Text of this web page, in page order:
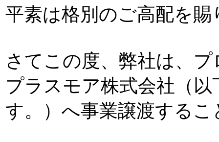
平素は格別のご高配を
さてこの度、弊社は、
プラスモア株式会社（
す。）へ事業譲渡する